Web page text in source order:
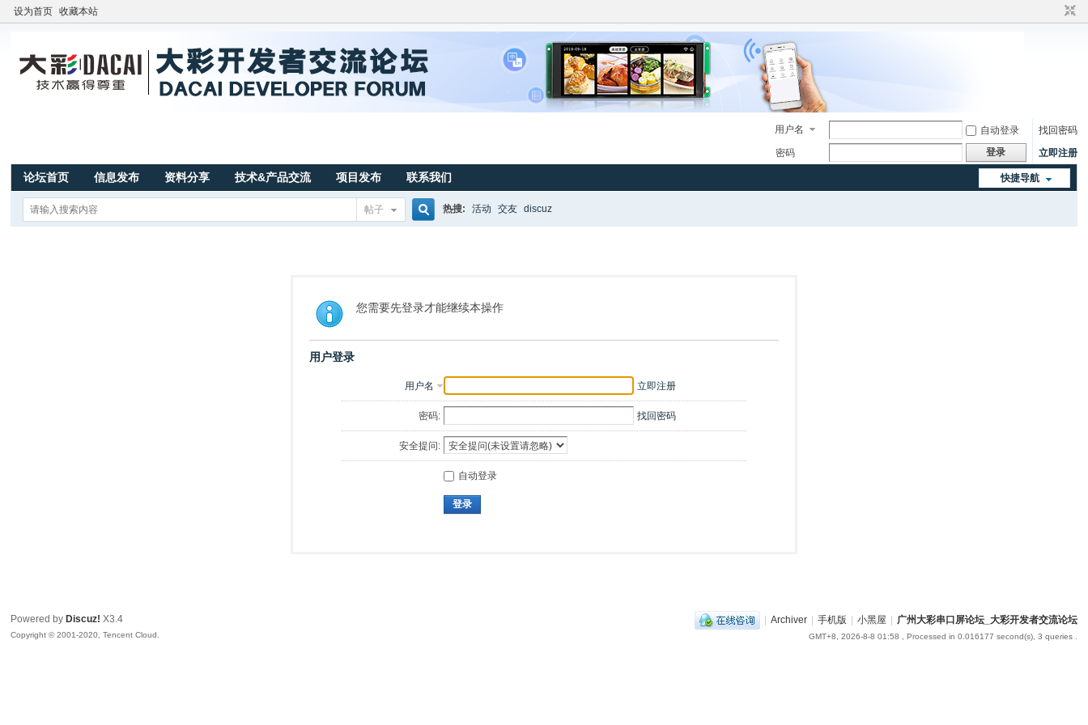
设为首页 收藏本站
用户名 自动登录
找回密码
密码
登录 立即注册
快捷导航
论坛首页 信息发布 资料分享 技术&产品交流 项目发布 联系我们
帖子
索
热搜: 活动 交友 discuz
您需要先登录才能继续本操作
用户登录
用户名 立即注册
密码: 找回密码
安全提问:
自动登录
登录
| Archiver | 手机版 | 小黑屋 | 广州大彩串口屏论坛_大彩开发者交流论坛
GMT+8, 2026-8-8 01:58 , Processed in 0.016177 second(s), 3 queries .
Powered by Discuz! X3.4
Copyright © 2001-2020, Tencent Cloud.